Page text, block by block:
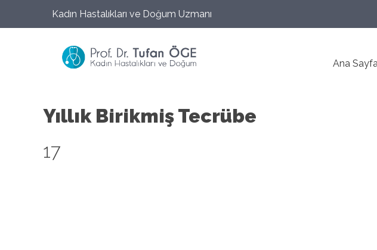
Kadın Hastalıkları ve Doğum Uzmanı
Ana
Yıllık Birikmiş Tecrübe
17